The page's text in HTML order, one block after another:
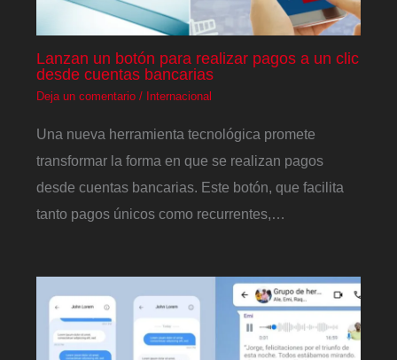
Lanzan un botón para realizar pagos a un clic
desde cuentas bancarias
Deja un comentario / Internacional
Una nueva herramienta tecnológica promete
transformar la forma en que se realizan pagos
desde cuentas bancarias. Este botón, que facilita
tanto pagos únicos como recurrentes,…